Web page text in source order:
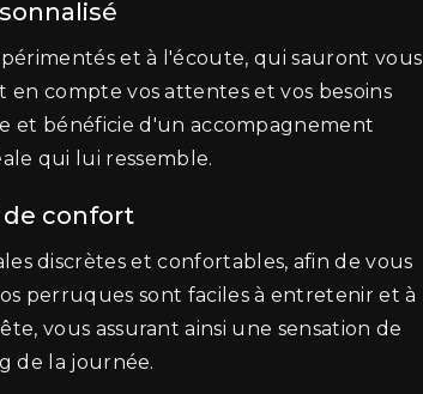
et à l'écoute, qui sauront vous
compte vos attentes et vos besoins
et bénéficie d'un accompagnement
qui lui ressemble.
de confort
discrètes et confortables, afin de vous
perruques sont faciles à entretenir et à
vous assurant ainsi une sensation de
de la journée.